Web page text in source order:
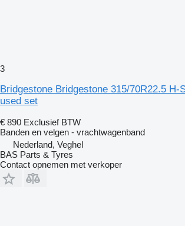
3
Bridgestone Bridgestone 315/70R22.5 H-
used set
€ 890 Exclusief BTW
Banden en velgen - vrachtwagenband
Nederland, Veghel
BAS Parts & Tyres
Contact opnemen met verkoper